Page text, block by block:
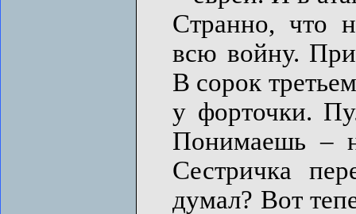
Странно, что
всю войну.
В сорок
у форточки.
Понимаешь –
Сестричка
думал? Вот